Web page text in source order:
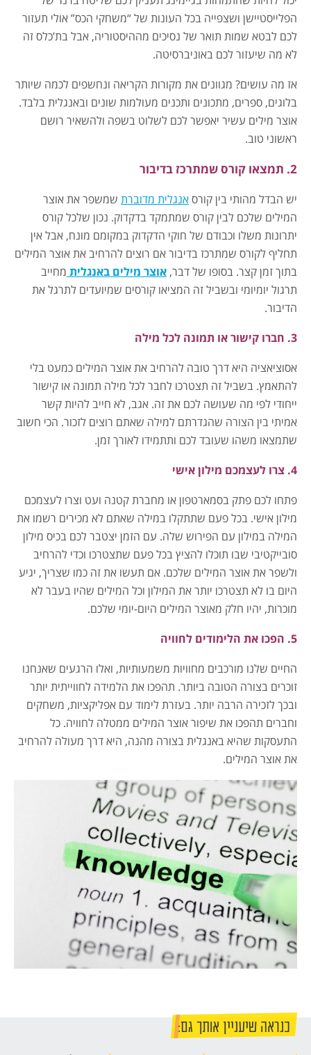
הפלייסטיישן ושצפייה בכל העונות של “משחקי הכס” אולי תעזור
לכם לבטא שמות תואר של נסיכים מההיסטוריה, אבל בת’כלס זה
לא מה שיעזור לכם באוניברסיטה.
אז מה עושים? מגוונים את מקורות הקריאה ונחשפים לכמה שיותר
בלוגים, ספרים, מתכונים ותכנים מעולמות שונים ובאנגלית בלבד.
אוצר מילים עשיר יאפשר לכם לשלוט בשפה ולהשאיר רושם
ראשוני טוב.
2. תמצאו קורס שמתרכז בדיבור
יש הבדל מהותי בין קורסאנגלית מדוברת שמשפר את אוצר
המילים שלכם לבין קורס שמתמקד בדקדוק. נכון שלכל קורס
יתרונות משלו וכבודם של חוקי הדקדוק במקומם מונח, אבל אין
תחליף לקורס שמתרכז בדיבור אם רוצים להרחיב את אוצר המילים
בתוך זמן קצר. בסופו של דבר, אוצר מילים באנגלית מחייב
תרגול יומיומי ובשביל זה המציאו קורסים שמיועדים לתרגל את
הדיבור.
3. חברו קישור או תמונה לכל מילה
אסוציאציה היא דרך טובה להרחיב את אוצר המילים כמעט בלי
להתאמץ. בשביל זה תצטרכו לחבר לכל מילה תמונה או קישור
ייחודי לפי מה שעושה לכם את זה. אגב, לא חייב להיות קשר
אמיתי בין הצורה שהגדרתם למילה שאתם רוצים לזכור. הכי חשוב
שתמצאו משהו שעובד לכם ותתמידו לאורך זמן.
4. צרו לעצמכם מילון אישי
פתחו לכם פתק בסמארטפון או מחברת קטנה ועט וצרו לעצמכם
מילון אישי. בכל פעם שתתקלו במילה שאתם לא מכירים רשמו את
המילה במילון עם הפירוש שלה. עם הזמן יצטבר לכם בכיס מילון
סובייקטיבי שבו תוכלו להציץ בכל פעם שתצטרכו וכדי להרחיב
ולשפר את אוצר המילים שלכם. אם תעשו את זה כמו שצריך, יגיע
היום בו לא תצטרכו יותר את המילון וכל המילים שהיו בעבר לא
מוכרות, יהיו חלק מאוצר המילים היום-יומי שלכם.
5. הפכו את הלימודים לחוויה
החיים שלנו מורכבים מחוויות משמעותיות, ואלו הרגעים שאנחנו
זוכרים בצורה הטובה ביותר. תהפכו את הלמידה לחווייתית יותר
ובכך לזכירה הרבה יותר. בעזרת לימוד עם אפליקציות, משחקים
וחברים תהפכו את שיפור אוצר המילים ממטלה לחוויה. כל
התעסקות שהיא באנגלית בצורה מהנה, היא דרך מעולה להרחיב
את אוצר המילים.
כנראה שיעניין אותך גם: